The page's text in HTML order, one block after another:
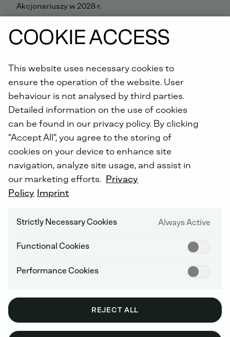
Akcjonariuszy w 2028 r.
Mieszkaniec Ingolstadt, konsultant ds. zarządzania,
były członek zarządu odpowiedzialny za marketing i
Życiorys: dr Dietmar Voggenreiter
COOKIE ACCESS
This website uses necessary cookies to
ensure the operation of the website. User
behaviour is not analysed by third parties.
Detailed information on the use of cookies
can be found in our privacy policy. By clicking
“Accept All”, you agree to the storing of
cookies on your device to enhance site
navigation, analyze site usage, and assist in
our marketing efforts. Privacy
Policy Imprint
Strictly Necessary Cookies Always Active
Functional Cookies
Performance Cookies
REJECT ALL